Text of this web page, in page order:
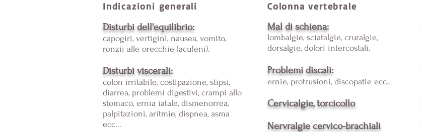
Colonna vertebrale
Mal di schiena:
lombalgie, sciatalgie, cruralgie,
dorsalgie, dolori intercostali.
Problemi discali:
ernie, protrusioni, discopatie ecc..
Cervicalgie, torcicollo
Nervralgie cervico-brachiali
Indicazioni generali
Disturbi dell'equilibrio:
capogiri, vertigini, nausea, vomito,
ronzii alle orecchie (acufeni).
Disturbi viscerali:
colon irritabile, costipazione, stipsi,
diarrea, problemi digestivi, crampi allo
stomaco, ernia iatale, dismenorrea,
palpitazioni, aritmie, dispnea, asma
ecc...